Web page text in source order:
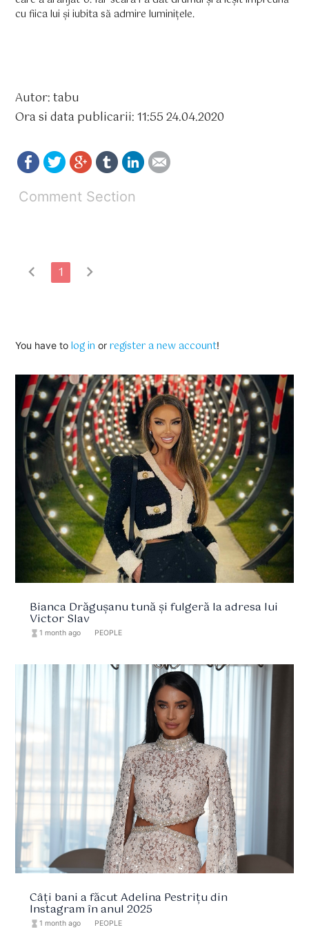
cu fiica lui și iubita să admire luminițele.
Autor: tabu
Ora si data publicarii: 11:55 24.04.2020
Comment Section
chevron_left 1 chevron_right
You have tolog in orregister a new account!
Bianca Drăgușanu tună și fulgeră la adresa lui
Victor Slav
hourglass_full 1 month ago PEOPLE
Câți bani a făcut Adelina Pestrițu din
Instagram în anul 2025
hourglass_full 1 month ago PEOPLE